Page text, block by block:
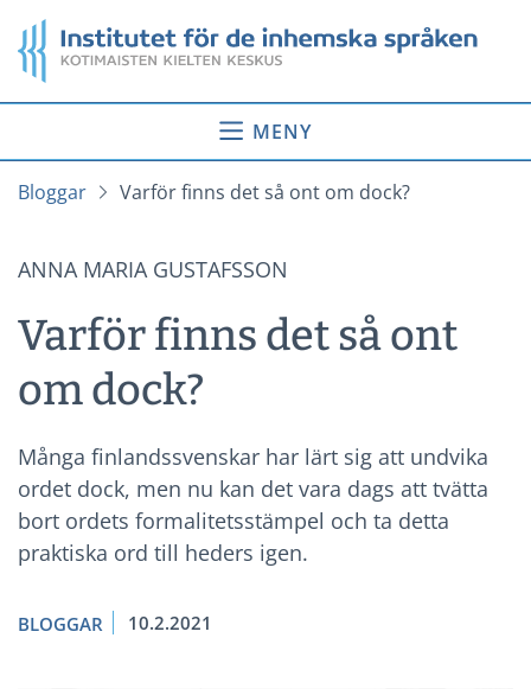
till
innehåll
Startsida
MENY
Bloggar Varför finns det så ont om dock?
ANNA MARIA GUSTAFSSON
Varför finns det så ont
om dock?
Många finlandssvenskar har lärt sig att undvika
ordet dock, men nu kan det vara dags att tvätta
bort ordets formalitetsstämpel och ta detta
praktiska ord till heders igen.
BLOGGAR 10.2.2021